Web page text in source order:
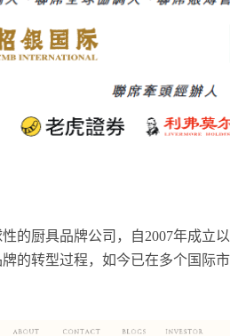
的厨具品牌公司，自2007年成立以
的转型过程，如今已在多个国际市